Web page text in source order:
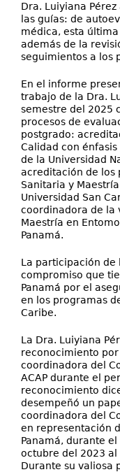
Dra. Luiyiana
las guías: de
médica, esta
además de la
seguimientos a los
En el informe
trabajo de la Dra.
semestre del 2025
procesos de
postgrado:
Calidad con
de la Universidad
acreditación de los
Sanitaria y
Universidad San
coordinadora de la
Maestría en
Panamá.
La participación de
compromiso que
Panamá por el
en los programas
Caribe.
La Dra. Luiyiana
reconocimiento
coordinadora del
ACAP durante el
reconocimiento
desempeñó un
coordinadora del
en representación
Panamá, durante
octubre del 2023
Durante su valiosa